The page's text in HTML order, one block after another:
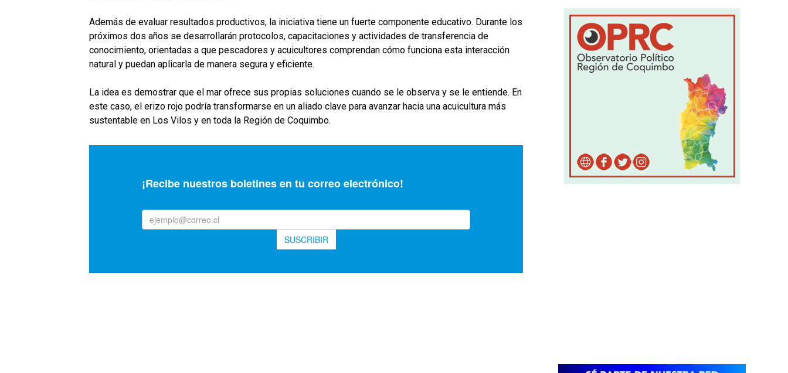
Además de evaluar resultados productivos, la iniciativa tiene un fuerte componente educativo. Durante los
próximos dos años se desarrollarán protocolos, capacitaciones y actividades de transferencia de
conocimiento, orientadas a que pescadores y acuicultores comprendan cómo funciona esta interacción
natural y puedan aplicarla de manera segura y eficiente.
La idea es demostrar que el mar ofrece sus propias soluciones cuando se le observa y se le entiende. En
este caso, el erizo rojo podría transformarse en un aliado clave para avanzar hacia una acuicultura más
sustentable en Los Vilos y en toda la Región de Coquimbo.